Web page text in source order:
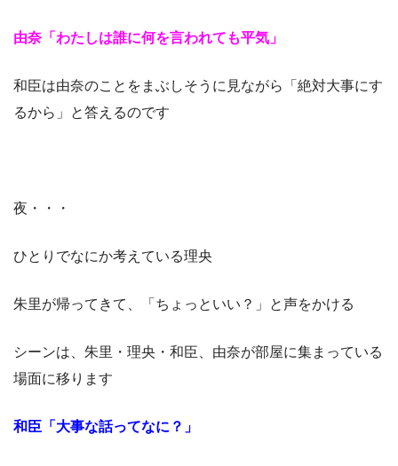
由奈「わたしは誰に何を言われても平気」
和臣は由奈のことをまぶしそうに見ながら「絶対大事にす
るから」と答えるのです
夜・・・
ひとりでなにか考えている理央
朱里が帰ってきて、「ちょっといい？」と声をかける
シーンは、朱里・理央・和臣、由奈が部屋に集まっている
場面に移ります
和臣「大事な話ってなに？」